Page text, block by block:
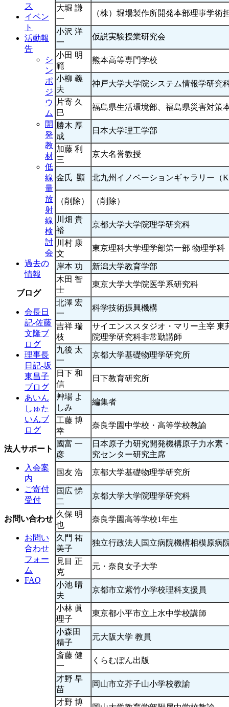
ス
イベン
ト
活動報
告
シ
ン
ポ
ジ
ウ
ム
開
発
教
材
低
線
量
放
射
線
検
討
会
過去の
情報
ブログ
会長日
記-佐藤
文隆ブ
ログ
理事長
日記-坂
東昌子
ブログ
あいん
しゅた
いんブ
ログ
法人サポート
入会案
内
ご寄付
受付
お問い合わせ
お問い
合わせ
フォー
ム
FAQ
大堀 謙
一
（株）堀場製作所開発本部理事学術
小沢 洋
一
仮説実験授業研究会
小田 明
範
熊本高等専門学校
小柳 義
夫
神戸大学大学院システム情報学研究
片寄 久
巳
福島県生活環境部、福島県災害対策
勝木 厚
成
日本大学理工学部
加藤 利
三
京大名誉教授
金氏 顯 北九州イノベーションギャラリー（
（削除） （削除）
川畑 貴
裕
京都大学大学院理学研究科
川村 康
文
東京理科大学理学部第一部 物理学科
岸本 功
新潟大学教育学部
木田 智
士
東京大学大学院医学系研究科
北澤 宏
一
科学技術振興機構
吉祥 瑞
枝
サイエンススタジオ・マリー主宰 東
院理学研究科非常勤講師
九後 太
一
京都大学基礎物理学研究所
日下 和
信
日下教育研究所
艸場 よ
しみ
編集者
工藤 博
幸
奈良学園中学校・高等学校教諭
國富 一
彦
日本原子力研究開発機構原子力水素
究センター研究主席
国友 浩 京都大学基礎物理学研究所
国広 悌
二
京都大学大学院理学研究科
久保 明
也
奈良学園高等学校1年生
久門 祐
美子
独立行政法人国立病院機構相模原病
見目 正
克
元・奈良女子大学
小池 晴
夫
京都市立紫竹小学校理科支援員
小林 眞
理子
東京都小平市立上水中学校講師
小森田
精子
元大阪大学 教員
斎藤 健
一
くらむぽん出版
才野 早
苗
岡山市立芥子山小学校教諭
才野 博